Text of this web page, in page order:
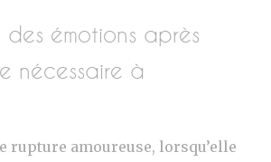
des émotions après
nécessaire à
rupture amoureuse, lorsqu’elle